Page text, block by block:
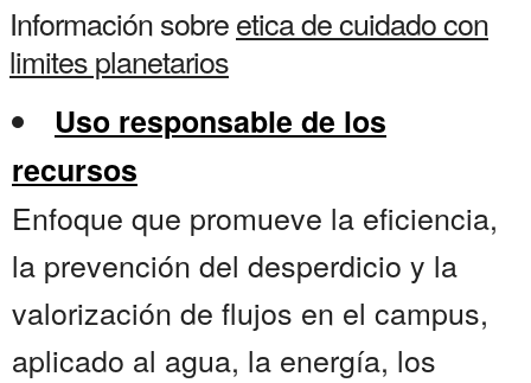
Información sobreetica de cuidado con
limites planetarios
Uso responsable de los
recursos
Enfoque que promueve la eficiencia,
la prevención del desperdicio y la
valorización de flujos en el campus,
aplicado al agua, la energía, los